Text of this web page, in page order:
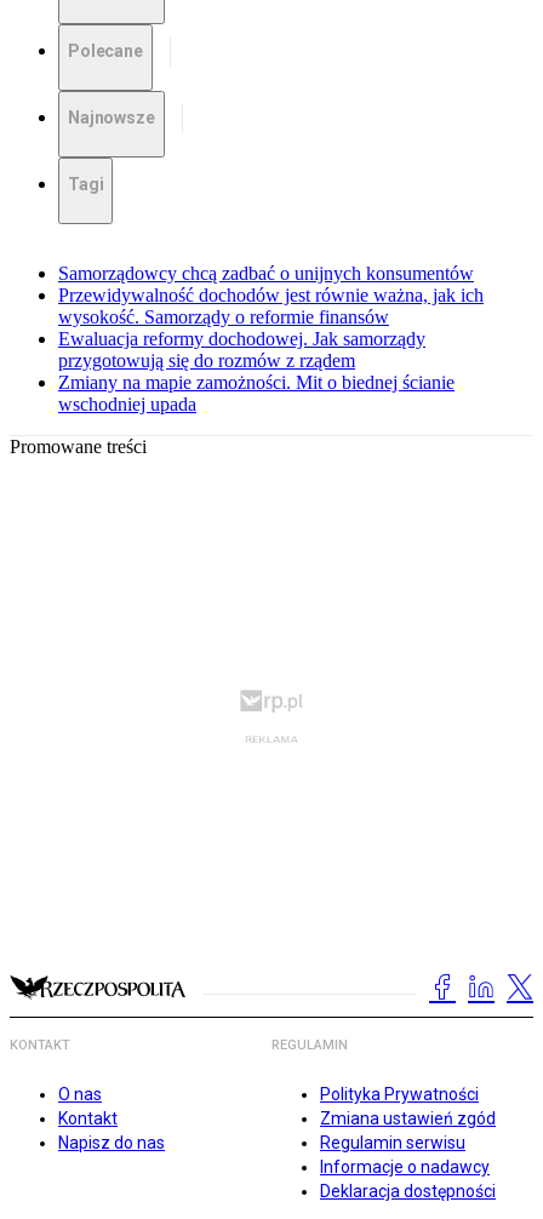
Polecane
Najnowsze
Tagi
Samorządowcy chcą zadbać o unijnych konsumentów
Przewidywalność dochodów jest równie ważna, jak ich
wysokość. Samorządy o reformie finansów
Ewaluacja reformy dochodowej. Jak samorządy
przygotowują się do rozmów z rządem
Zmiany na mapie zamożności. Mit o biednej ścianie
wschodniej upada
Promowane treści
KONTAKT
O nas
Kontakt
Napisz do nas
REGULAMIN
Polityka Prywatności
Zmiana ustawień zgód
Regulamin serwisu
Informacje o nadawcy
Deklaracja dostępności